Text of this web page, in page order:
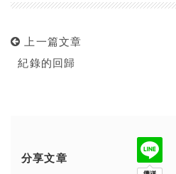
上一篇文章
紀錄的回歸
分享文章